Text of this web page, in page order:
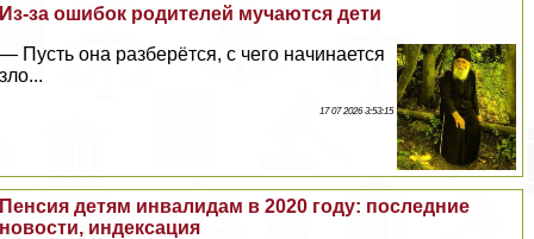
Из-за ошибок родителей мучаются дети
— Пусть она разберётся, с чего начинается
зло...
17 07 2026 3:53:15
Пенсия детям инвалидам в 2020 году: последние
новости, индексация